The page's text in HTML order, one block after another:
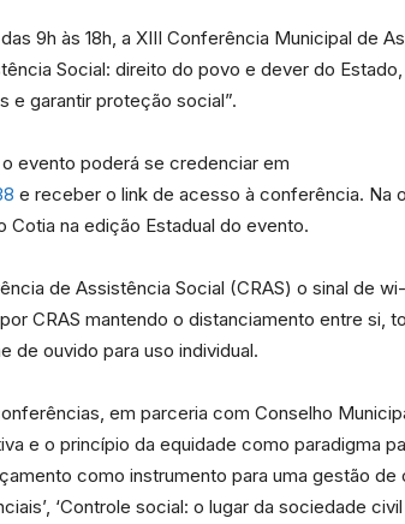
9h às 18h, a XIII Conferência Municipal de
Social: direito do povo e dever do
e garantir proteção social”.
evento poderá se credenciar em
e receber o link de acesso à conferência. Na
na edição Estadual do evento.
de Assistência Social (CRAS) o sinal de
CRAS mantendo o distanciamento entre si,
de ouvido para uso individual.
em parceria com Conselho
e o princípio da equidade como paradigma
como instrumento para uma gestão
‘Controle social: o lugar da sociedade civil